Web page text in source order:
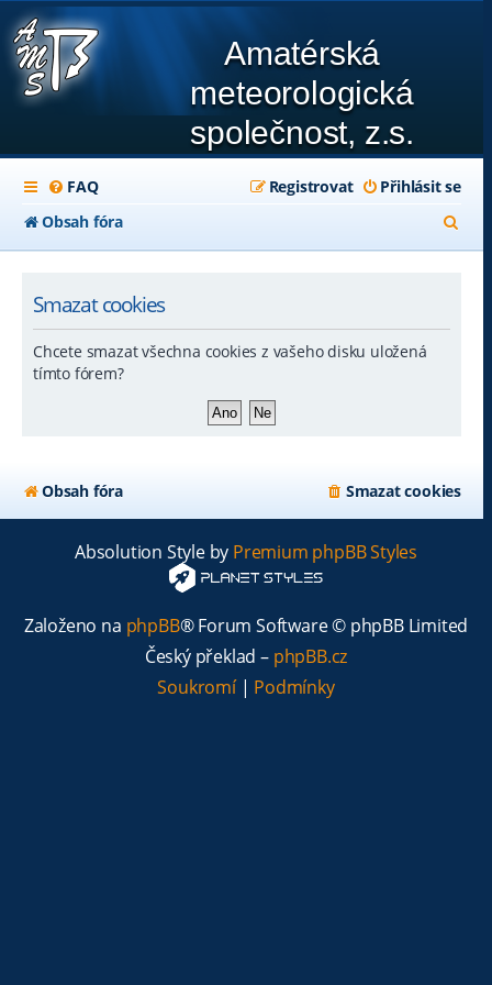
Amatérská
meteorologická
společnost, z.s.
FAQ Přihlásit se
Registrovat
Obsah fóra
l
Smazat cookies
Chcete smazat všechna cookies z vašeho disku uložená
tímto fórem?
Obsah fóra Smazat cookies
Absolution Style by Premium phpBB Styles
Založeno na phpBB® Forum Software © phpBB Limited
Český překlad – phpBB.cz
Soukromí| Podmínky